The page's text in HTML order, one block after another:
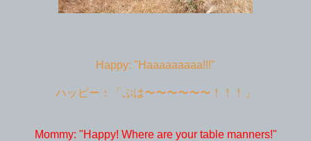
Happy: "Haaaaaaaaa!!!"
ハッピー：「ぷは〜〜〜〜〜〜！！！」
Mommy: "Happy! Where are your table manners!"